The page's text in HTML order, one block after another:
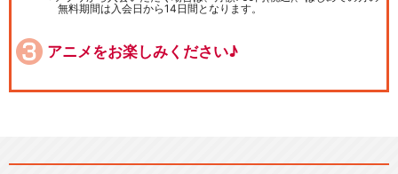
無料期間は入会日から14日間となります。
アニメをお楽しみください♪